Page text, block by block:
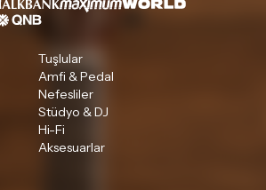
Tuşlular
Amfi & Pedal
Nefesliler
Stüdyo & DJ
Hi-Fi
Aksesuarlar